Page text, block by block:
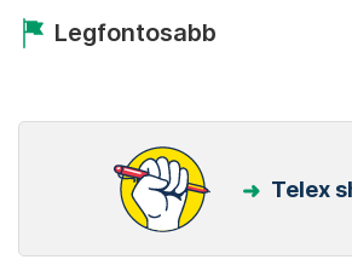
Legfontosabb
Telex